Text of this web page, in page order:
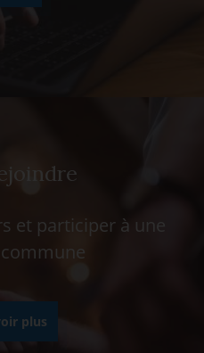
et participer à une
plus